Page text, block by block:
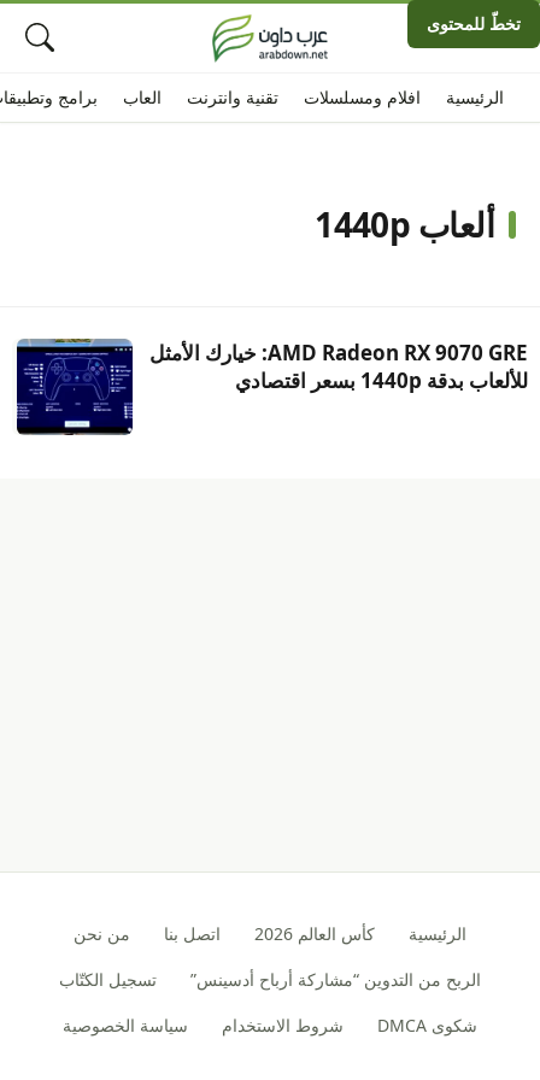
تخطّ للمحتوى
الرئيسية افلام ومسلسلات تقنية وانترنت العاب برامج
ألعاب 1440p
AMD Radeon RX 9070 GRE: خيارك الأمثل
للألعاب بدقة 1440p بسعر اقتصادي
الرئيسية كأس العالم 2026 اتصل بنا
من نحن
الربح من التدوين “مشاركة أرباح أدسينس”
تسجيل الكتّاب
شكوى DMCA
شروط الاستخدام سياسة الخصوصية